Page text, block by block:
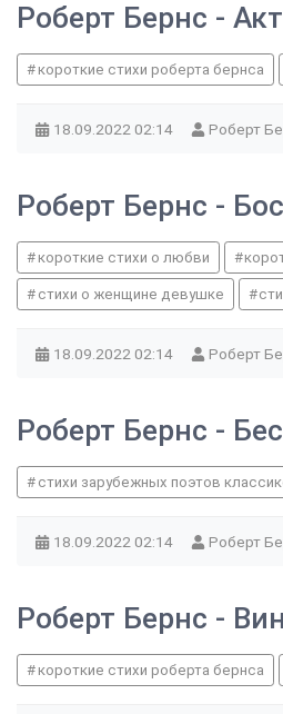
Роберт Бернс -
короткие стихи роберта бернса
18.09.2022 02:14 Роберт
Роберт Бернс -
короткие стихи о любви
стихи о женщине девушке
18.09.2022 02:14 Роберт
Роберт Бернс -
стихи зарубежных поэтов
18.09.2022 02:14 Роберт
Роберт Бернс -
короткие стихи роберта бернса